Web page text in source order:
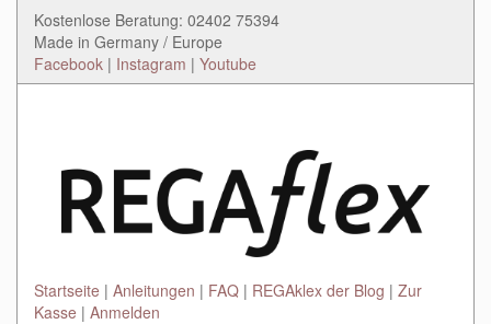
Kostenlose Beratung: 02402 75394
Made in Germany / Europe
Facebook | Instagram | Youtube
Startseite Anleitungen FAQ REGAklex der Blog
Zur
Kasse
Anmelden